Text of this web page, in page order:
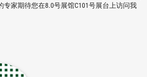
家期待您在8.0号展馆C101号展台上访问我